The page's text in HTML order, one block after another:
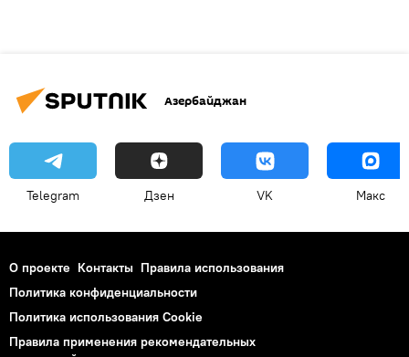
Азербайджан
Telegram Дзен VK Макс
О проекте Контакты Правила использования
Политика конфиденциальности
Политика использования Cookie
Правила применения рекомендательных